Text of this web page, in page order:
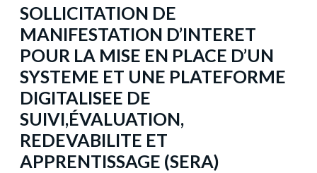
SOLLICITATION DE
MANIFESTATION D’INTERET
POUR LA MISE EN PLACE D’UN
SYSTEME ET UNE PLATEFORME
DIGITALISEE DE
SUIVI,ÉVALUATION,
REDEVABILITE ET
APPRENTISSAGE (SERA)